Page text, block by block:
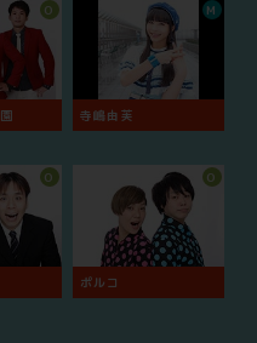
O
寺嶋由芙
M
O
ポルコ
O